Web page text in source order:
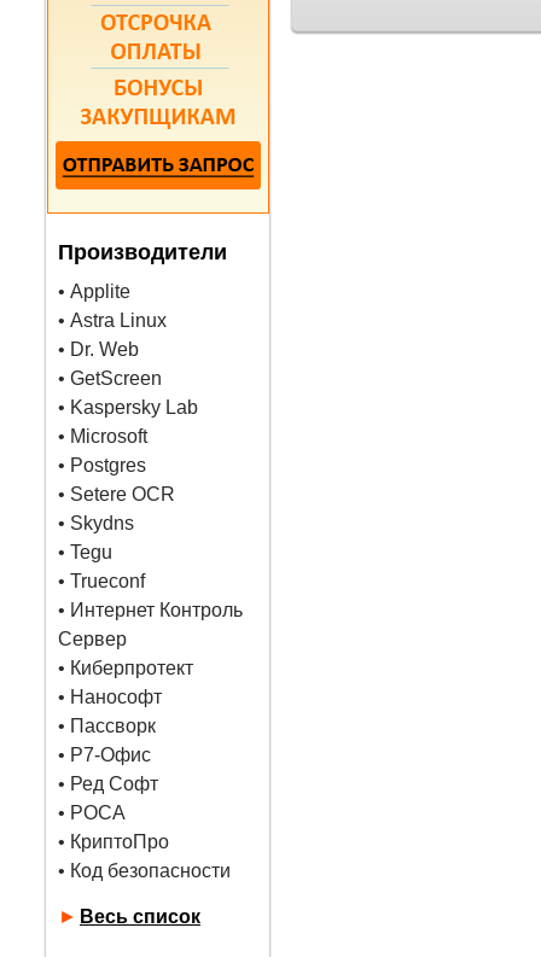
Производители
• Applite
• Astra Linux
• Dr. Web
• GetScreen
• Kaspersky Lab
• Microsoft
• Postgres
• Setere OCR
• Skydns
• Tegu
• Trueconf
• Интернет Контроль
Сервер
• Киберпротект
• Нанософт
• Пассворк
• Р7-Офис
• Ред Софт
• РОСА
• КриптоПро
• Код безопасности
► Весь список